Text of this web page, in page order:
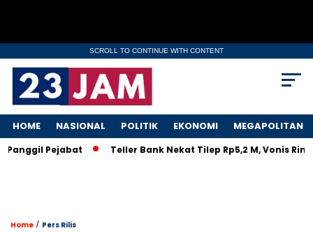
SCROLL TO CONTINUE WITH CONTENT
HOME NASIONAL POLITIK EKONOMI MEGAPOLITAN
Pejabat Teller Bank Nekat Tilep Rp5,2 M, Vonis Ringan
Home / Pers Rilis